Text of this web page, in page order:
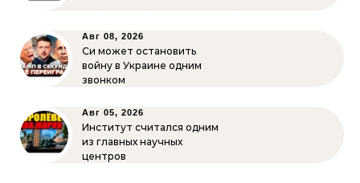
Авг 08, 2026
Си может остановить
войну в Украине одним
звонком
Авг 05, 2026
Институт считался одним
из главных научных
центров